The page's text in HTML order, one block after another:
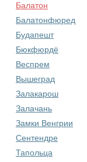
Балатон
Балатонфюред
Будапешт
Бюкфюрдё
Веспрем
Вышеград
Залакарош
Залачань
Замки Венгрии
Сентендре
Тапольца